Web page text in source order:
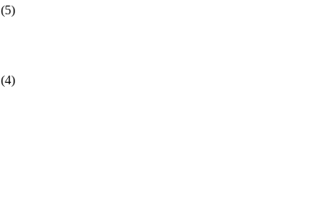
(5)
(4)